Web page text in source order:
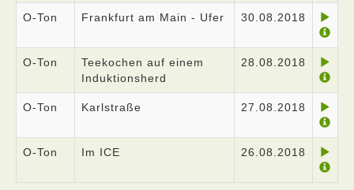
O-Ton Frankfurt am Main - Ufer 30.08.2018
O-Ton
Teekochen auf einem
Induktionsherd
28.08.2018
O-Ton Karlstraße 27.08.2018
O-Ton Im ICE 26.08.2018